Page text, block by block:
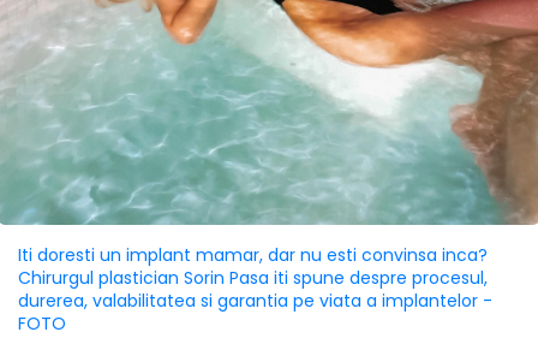
Iti doresti un implant mamar, dar nu esti convinsa inca?
Chirurgul plastician Sorin Pasa iti spune despre procesul,
durerea, valabilitatea si garantia pe viata a implantelor -
FOTO